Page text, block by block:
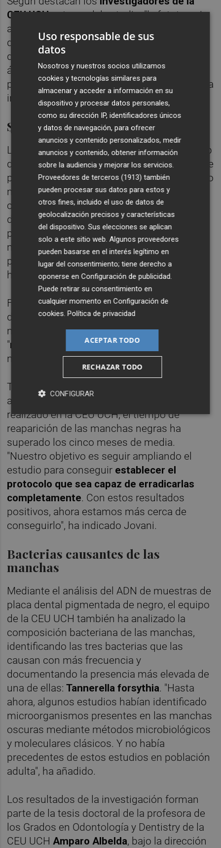
CEU UCHautores del estudio, "la fototerapia
aplicada ha reducido la presencia o el nivel
de colonización de las bacterias causantes
de estas manchas. Hasta ahora, en este
ámbito, no se había propuesto una terapia
para intentar erradicarlas con luz azul de baja
intensidad".
Sin dolor ni molestias dentales
La investigadora del Oral Microbiology Group
de la CEU UCH,Mar Jovani, destaca que este
protocolo "constituiría un tratamiento mucho
menos agresivo que los habituales en las
clínicas odontológicas, como las limpiezas
dentales de repetición con ultrasonidos y
pastas abrasivas, para la eliminación de las
manchas oscuras, que en algunos casos
pueden dañar el esmalte y generar
hipersensibilidad dental".
Frente a estos métodos, la fototerapia, que
desactiva la acción de los microorganismos
mediante el uso de luz, es una técnica
"mínimamente invasiva y no agresiva
no causa dolor ni molestias dentales".
Tras las dos sesiones de fototerapia
antimicrobiana aplicadas en el estudio
realizado en la CEU UCH, el tiempo de
reaparición de las manchas negras ha
superado los cinco meses de media.
"Nuestro objetivo es seguir ampliando el
estudio para conseguir establecer el
protocolo que sea capaz de erradicarlas
completamente. Con estos resultados
positivos, ahora estamos más cerca de
conseguirlo", ha indicado Jovani.
Bacterias causantes de las
manchas
Mediante el análisis del ADN de muestras de
placa dental pigmentada de negro, el equipo
de la CEU UCH también ha analizado la
composición bacteriana de las manchas,
identificando las tres bacterias que las
causan con más frecuencia y
documentando la presencia más elevada de
una de ellas:Tannerella forsythia. "Hasta
ahora, algunos estudios habían identificado
microorganismos presentes en las manchas
oscuras mediante métodos microbiológicos
y moleculares clásicos. Y no había
precedentes de estos estudios en población
adulta", ha añadido.
Los resultados de la investigación forman
parte de la tesis doctoral de la profesora de
los Grados en Odontología y Dentistry de la
CEU UCHAmparo Albelda, bajo la dirección
Uso responsable de sus
datos
Nosotros y nuestros socios utilizamos
cookies y tecnologías similares para
almacenar y acceder a información en su
dispositivo y procesar datos personales,
como su dirección IP, identificadores únicos
y datos de navegación, para ofrecer
anuncios y contenido personalizados, medir
anuncios y contenido, obtener información
sobre la audiencia y mejorar los servicios.
Proveedores de terceros (1913) también
pueden procesar sus datos para estos y
otros fines, incluido el uso de datos de
geolocalización precisos y características
del dispositivo. Sus elecciones se aplican
solo a este sitio web. Algunos proveedores
pueden basarse en el interés legítimo en
lugar del consentimiento; tiene derecho a
oponerse enConfiguración de publicidad.
Puede retirar su consentimiento en
cualquier momento enConfiguración de
cookies.Política de privacidad
ACEPTAR TODO
RECHAZAR TODO
CONFIGURAR